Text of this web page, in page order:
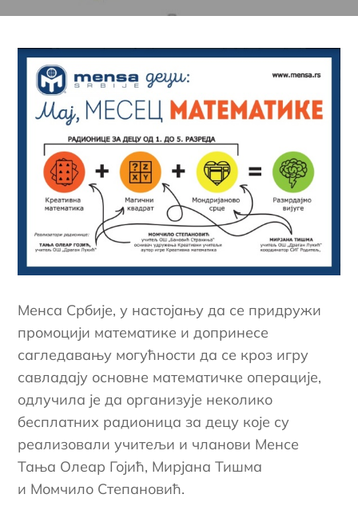
Менса Србије, у настојању да се придружи
промоцији математике и допринесе
сагледавању могућности да се кроз игру
савладају основне математичке операције,
одлучила је да организује неколико
бесплатних радионица за децу које су
реализовали учитељи и чланови Менсе
Тања Олеар Гојић, Мирјана Тишма
и Момчило Степановић.